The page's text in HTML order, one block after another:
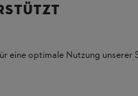
sich
eine optimale Nutzung unserer